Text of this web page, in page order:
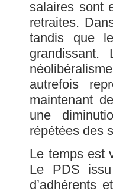
salaires sont
retraites.
tandis que
grandissant.
autrefois
maintenant
une
répétées des
Le temps est
Le PDS
d’adhérents